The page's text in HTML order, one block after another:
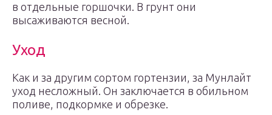
в отдельные горшочки. В грунт они
высаживаются весной.
Уход
Как и за другим сортом гортензии, за Мунлайт
уход несложный. Он заключается в обильном
поливе, подкормке и обрезке.